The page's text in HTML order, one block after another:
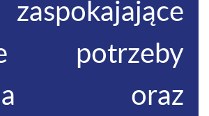
potrzeby
oraz